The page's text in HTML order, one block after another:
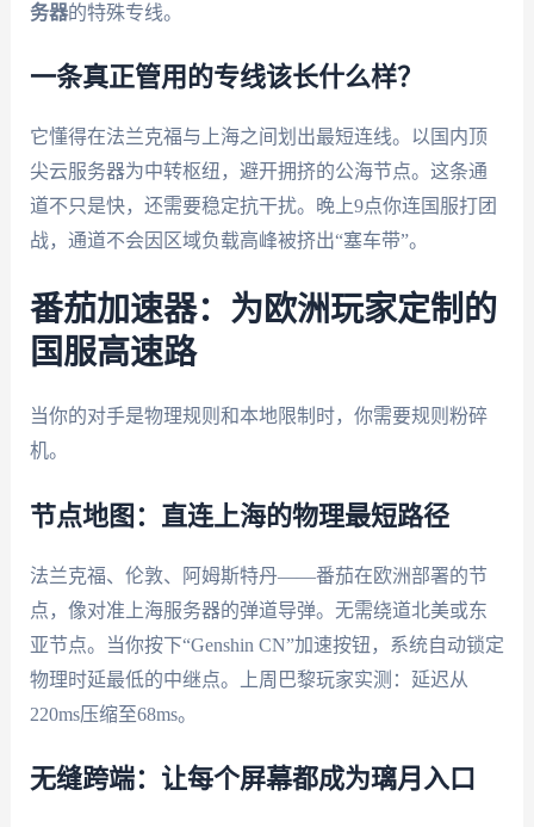
务器的特殊专线。
一条真正管用的专线该长什么样？
它懂得在法兰克福与上海之间划出最短连线。以国内顶
尖云服务器为中转枢纽，避开拥挤的公海节点。这条通
道不只是快，还需要稳定抗干扰。晚上9点你连国服打团
战，通道不会因区域负载高峰被挤出“塞车带”。
番茄加速器：为欧洲玩家定制的
国服高速路
当你的对手是物理规则和本地限制时，你需要规则粉碎
机。
节点地图：直连上海的物理最短路径
法兰克福、伦敦、阿姆斯特丹——番茄在欧洲部署的节
点，像对准上海服务器的弹道导弹。无需绕道北美或东
亚节点。当你按下“Genshin CN”加速按钮，系统自动锁定
物理时延最低的中继点。上周巴黎玩家实测：延迟从
220ms压缩至68ms。
无缝跨端：让每个屏幕都成为璃月入口